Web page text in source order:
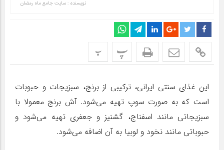
نویسنده : سایت جامع ماه رمضان
پ پ
این غذای سنتی ایرانی، ترکیبی از برنج، سبزیجات و حبوبات
است که به صورت سوپ تهیه می‌شود. آش برنج معمولا با
سبزیجاتی مانند اسفناج، گشنیز و جعفری تهیه می‌شود و
حبوباتی مانند نخود و لوبیا به آن اضافه می‌شود.